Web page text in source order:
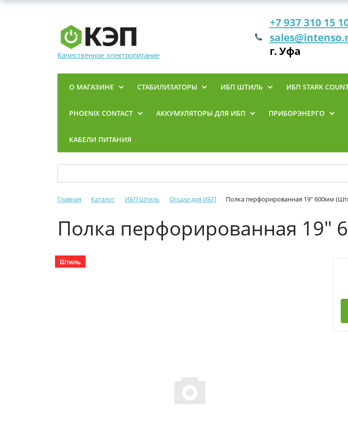
Качественное электропитание
+7 937 310 15
г. Уфа
О МАГАЗИНЕ СТАБИЛИЗАТОРЫ ИБП ШТИЛЬ ИБП STARK
PHOENIX CONTACT АККУМУЛЯТОРЫ ДЛЯ ИБП ПРИБОРЭНЕРГО
КАБЕЛИ ПИТАНИЯ
Главная Каталог ИБП Штиль Опции для ИБП Полка перфорированная 19" 600мм
Полка перфорированная 19"
Штиль